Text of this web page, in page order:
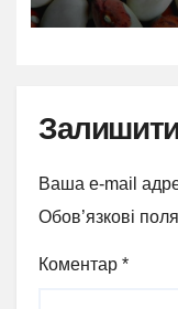
Ваша e-mail
Обов’язкові
Коментар *